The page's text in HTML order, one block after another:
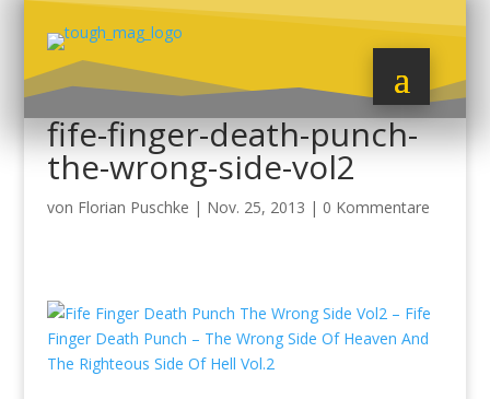
fife-finger-death-punch-
the-wrong-side-vol2
von Florian Puschke | Nov. 25, 2013 | 0 Kommentare